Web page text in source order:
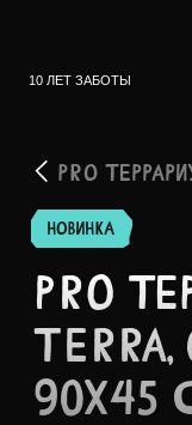
10 ЛЕТ ЗАБОТЫ
PRO
НОВИНКА
PRO
90X45